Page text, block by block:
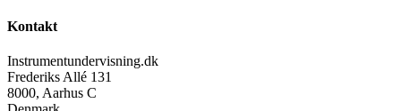
Kontakt
Instrumentundervisning.dk
Frederiks Allé 131
8000, Aarhus C